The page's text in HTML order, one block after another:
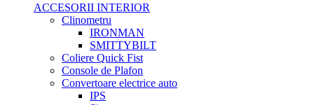
ACCESORII INTERIOR
Clinometru
IRONMAN
SMITTYBILT
Coliere Quick Fist
Console de Plafon
Convertoare electrice auto
IPS